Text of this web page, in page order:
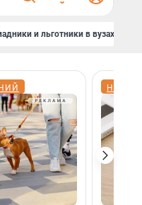
и льготники в вузах СПб